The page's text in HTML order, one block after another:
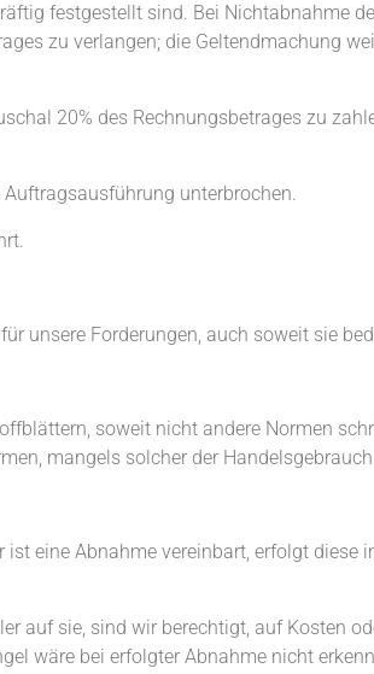
festgestellt sind. Bei Nichtabnahme
zu verlangen; die Geltendmachung
20% des Rechnungsbetrages zu
unterbrochen.
unsere Forderungen, auch soweit sie
soweit nicht andere Normen
mangels solcher der Handelsgebrauch
eine Abnahme vereinbart, erfolgt diese
auf sie, sind wir berechtigt, auf Kosten
wäre bei erfolgter Abnahme nicht